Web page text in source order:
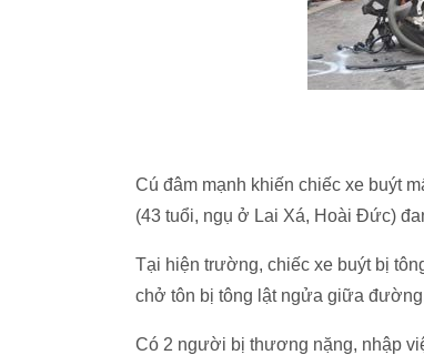
Cú đâm mạnh khiến chiếc xe buýt
(43 tuổi, ngụ ở Lai Xá, Hoài Đức)
Tại hiện trường, chiếc xe buýt bị
chở tôn bị tông lật ngửa giữa
Có 2 người bị thương nặng, nhập